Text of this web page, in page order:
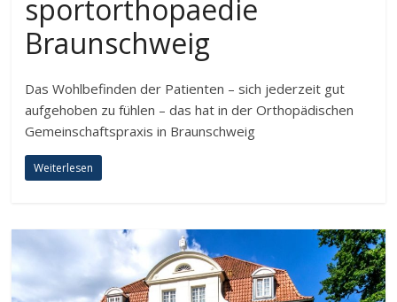
sportorthopaedie
Braunschweig
Das Wohlbefinden der Patienten – sich jederzeit gut
aufgehoben zu fühlen – das hat in der Orthopädischen
Gemeinschaftspraxis in Braunschweig
Weiterlesen